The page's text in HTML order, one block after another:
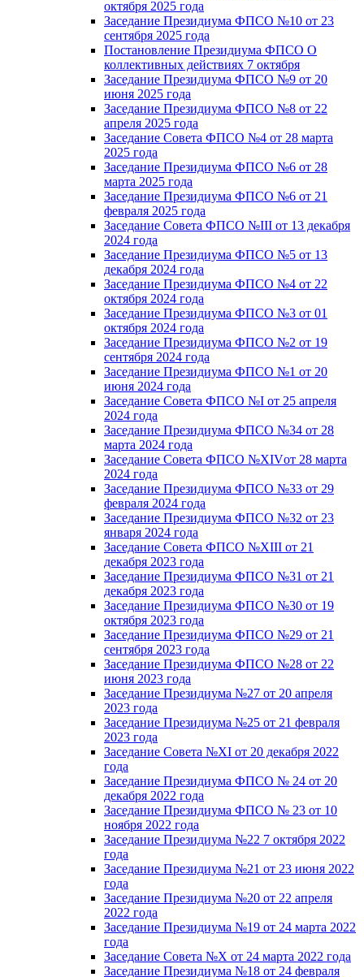
октября 2025 года
Заседание Президиума ФПСО №10 от 23
сентября 2025 года
Постановление Президиума ФПСО О
коллективных действиях 7 октября
Заседание Президиума ФПСО №9 от 20
июня 2025 года
Заседание Президиума ФПСО №8 от 22
апреля 2025 года
Заседание Совета ФПСО №4 от 28 марта
2025 года
Заседание Президиума ФПСО №6 от 28
марта 2025 года
Заседание Президиума ФПСО №6 от 21
февраля 2025 года
Заседание Совета ФПСО №III от 13 декабря
2024 года
Заседание Президиума ФПСО №5 от 13
декабря 2024 года
Заседание Президиума ФПСО №4 от 22
октября 2024 года
Заседание Президиума ФПСО №3 от 01
октября 2024 года
Заседание Президиума ФПСО №2 от 19
сентября 2024 года
Заседание Президиума ФПСО №1 от 20
июня 2024 года
Заседание Совета ФПСО №I от 25 апреля
2024 года
Заседание Президиума ФПСО №34 от 28
марта 2024 года
Заседание Совета ФПСО №XIVот 28 марта
2024 года
Заседание Президиума ФПСО №33 от 29
февраля 2024 года
Заседание Президиума ФПСО №32 от 23
января 2024 года
Заседание Совета ФПСО №XIII от 21
декабря 2023 года
Заседание Президиума ФПСО №31 от 21
декабря 2023 года
Заседание Президиума ФПСО №30 от 19
октября 2023 года
Заседание Президиума ФПСО №29 от 21
сентября 2023 года
Заседание Президиума ФПСО №28 от 22
июня 2023 года
Заседание Президиума №27 от 20 апреля
2023 года
Заседание Президиума №25 от 21 февраля
2023 года
Заседание Совета №XI от 20 декабря 2022
года
Заседание Президиума ФПСО № 24 от 20
декабря 2022 года
Заседание Президиума ФПСО № 23 от 10
ноября 2022 года
Заседание Президиума №22 7 октября 2022
года
Заседание Президиума №21 от 23 июня 2022
года
Заседание Президиума №20 от 22 апреля
2022 года
Заседание Президиума №19 от 24 марта 2022
года
Заседание Совета №X от 24 марта 2022 года
Заседание Президиума №18 от 24 февраля